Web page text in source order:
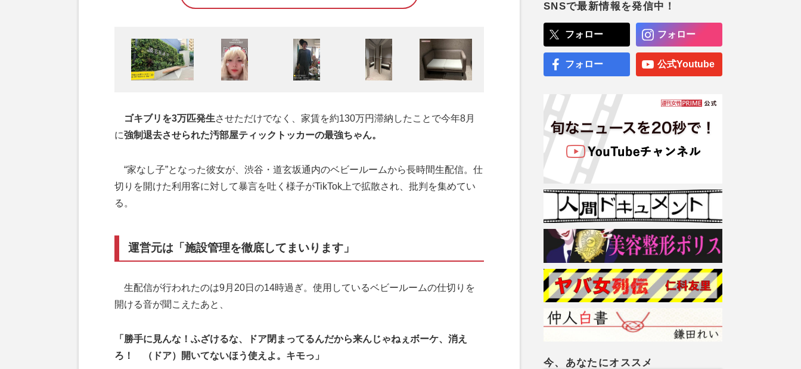
ゴキブリを3万匹発生させただけでなく、家賃を約130万円滞納したことで今年8月
に強制退去させられた汚部屋ティックトッカーの最強ちゃん。
“家なし子”となった彼女が、渋谷・道玄坂通内のベビールームから長時間生配信。仕
切りを開けた利用客に対して暴言を吐く様子がTikTok上で拡散され、批判を集めてい
る。
運営元は「施設管理を徹底してまいります」
生配信が行われたのは9月20日の14時過ぎ。使用しているベビールームの仕切りを
開ける音が聞こえたあと、
「勝手に見んな！ふざけるな、ドア閉まってるんだから来んじゃねぇボーケ、消え
ろ！ （ドア）開いてないほう使えよ。キモっ」
SNSで最新情報を発信中！
フォロー フォロー
フォロー 公式Youtube
今、あなたにオススメ